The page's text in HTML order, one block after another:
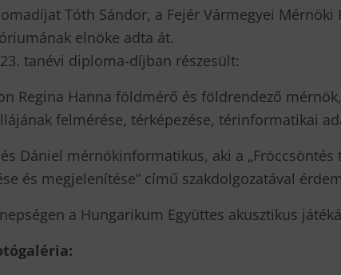
Tóth Sándor, a Fejér Vármegyei Mérnöki
elnöke adta át.
tanévi diploma-díjban részesült:
Regina Hanna földmérő és földrendező
felmérése, térképezése, térinformatikai
Dániel mérnökinformatikus, aki a
és megjelenítése” című szakdolgozatával
a Hungarikum Együttes akusztikus